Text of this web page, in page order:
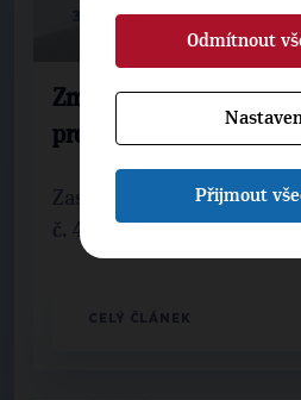
31. 7. 2012
Změna územního
proces zahájen
Zastupitelstvo obce
č. 4 územního plánu obce.
CELÝ ČLÁNEK
Odmítnout
Přijmout